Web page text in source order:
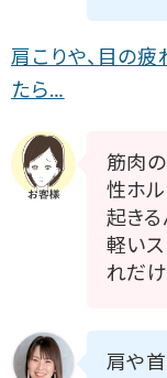
肩こりや、目の疲
たら…
筋肉の
性ホ
起き
軽いス
れだ
肩や首